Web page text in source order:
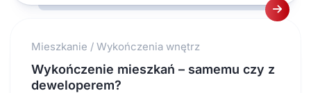
Mieszkanie / Wykończenia wnętrz
Wykończenie mieszkań – samemu czy z
deweloperem?